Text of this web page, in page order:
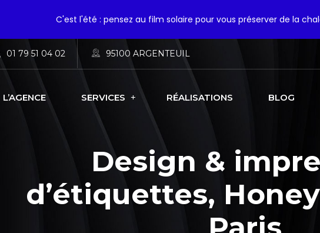
01 79 51 04 02 95100 ARGENTEUIL
L’AGENCE SERVICES RÉALISATIONS BLOG
Design &
d’étiquettes,
C'est l'été : pensez au film solaire pour vous préserver de la